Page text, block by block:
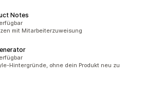
Notes
mit Mitarbeiterzuweisung
Hintergründe, ohne dein Produkt neu zu